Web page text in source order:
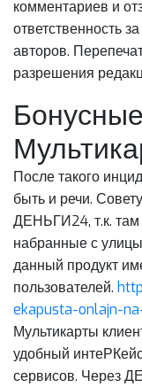
комментариев и
ответственность
авторов.
разрешения
После такого
быть и речи.
ДЕНЬГИ24, т.к. там
набранные с
данный продукт
пользователей.
ekapusta-onlajn-
Мультикарты
удобный
сервисов. Через